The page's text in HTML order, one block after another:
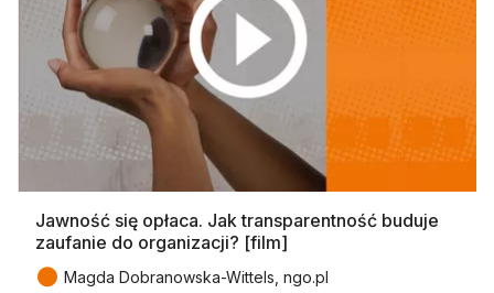
Jawność się opłaca. Jak transparentność buduje
zaufanie do organizacji? [film]
● Magda Dobranowska-Wittels, ngo.pl